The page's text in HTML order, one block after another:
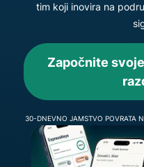
tim koji inovira na
Započnite
30-DNEVNO JAMSTVO POVRATA